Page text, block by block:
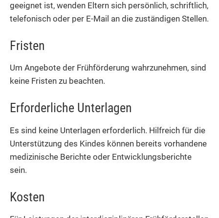
geeignet ist, wenden Eltern sich persönlich, schriftlich,
telefonisch oder per E-Mail an die zuständigen Stellen.
Fristen
Um Angebote der Frühförderung wahrzunehmen, sind
keine Fristen zu beachten.
Erforderliche Unterlagen
Es sind keine Unterlagen erforderlich. Hilfreich für die
Unterstützung des Kindes können bereits vorhandene
medizinische Berichte oder Entwicklungsberichte
sein.
Kosten